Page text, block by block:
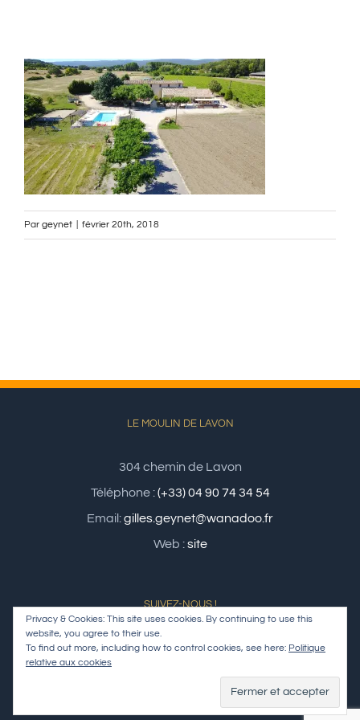
Par geynet février 20th, 2018
LE MOULIN DE LAVON
304 chemin de Lavon
Téléphone :(+33) 04 90 74 34 54
Email:gilles.geynet@wanadoo.fr
Web :site
SUIVEZ-NOUS !
Privacy & Cookies: This site uses cookies. By continuing to use this
website, you agree to their use.
To find out more, including how to control cookies, see here: Politique
relative aux cookies